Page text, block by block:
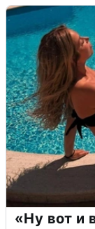
«Ну вот и